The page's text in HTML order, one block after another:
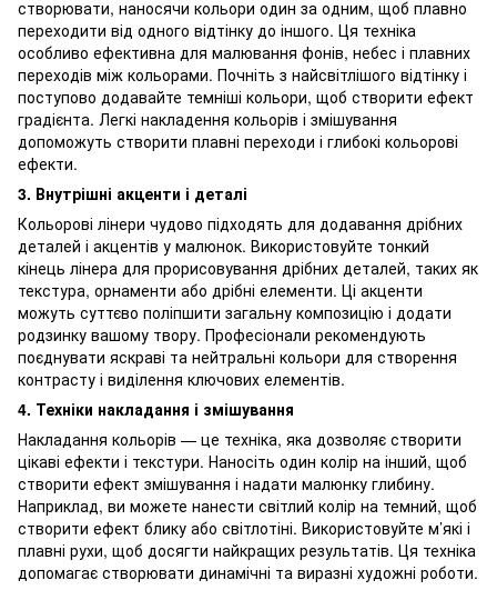
створювати, наносячи кольори один за одним, щоб плавно
переходити від одного відтінку до іншого. Ця техніка
особливо ефективна для малювання фонів, небес і плавних
переходів між кольорами. Почніть з найсвітлішого відтінку і
поступово додавайте темніші кольори, щоб створити ефект
градієнта. Легкі накладення кольорів і змішування
допоможуть створити плавні переходи і глибокі кольорові
ефекти.
3. Внутрішні акценти і деталі
Кольорові лінери чудово підходять для додавання дрібних
деталей і акцентів у малюнок. Використовуйте тонкий
кінець лінера для прорисовування дрібних деталей, таких як
текстура, орнаменти або дрібні елементи. Ці акценти
можуть суттєво поліпшити загальну композицію і додати
родзинку вашому твору. Професіонали рекомендують
поєднувати яскраві та нейтральні кольори для створення
контрасту і виділення ключових елементів.
4. Техніки накладання і змішування
Накладання кольорів — це техніка, яка дозволяє створити
цікаві ефекти і текстури. Наносіть один колір на інший, щоб
створити ефект змішування і надати малюнку глибину.
Наприклад, ви можете нанести світлий колір на темний, щоб
створити ефект блику або світлотіні. Використовуйте м’які і
плавні рухи, щоб досягти найкращих результатів. Ця техніка
допомагає створювати динамічні та виразні художні роботи.